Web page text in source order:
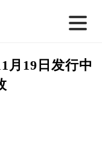
月19日发行中